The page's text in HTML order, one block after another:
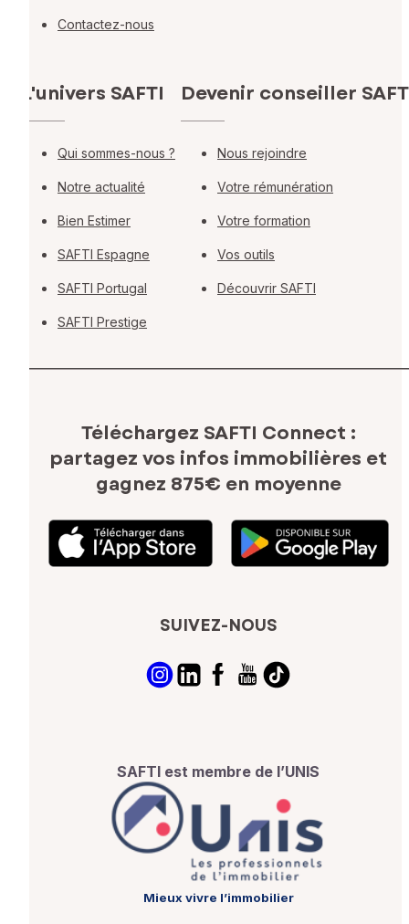
Contactez-nous
L'univers SAFTI
Qui sommes-nous ?
Notre actualité
Bien Estimer
SAFTI Espagne
SAFTI Portugal
SAFTI Prestige
Devenir conseiller
Nous rejoindre
Votre rémunération
Votre formation
Vos outils
Découvrir SAFTI
Téléchargez SAFTI Connect :
partagez vos infos immobilières et
gagnez 875€ en moyenne
SUIVEZ-NOUS
SAFTI est membre de l’UNIS
Mieux vivre l’immobilier